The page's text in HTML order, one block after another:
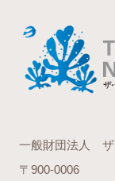
一般財団法人 ザ
〒900-0006